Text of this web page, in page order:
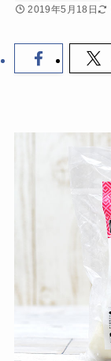
2019年5月18日